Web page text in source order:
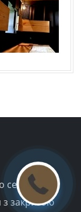
серед міста
з закритою